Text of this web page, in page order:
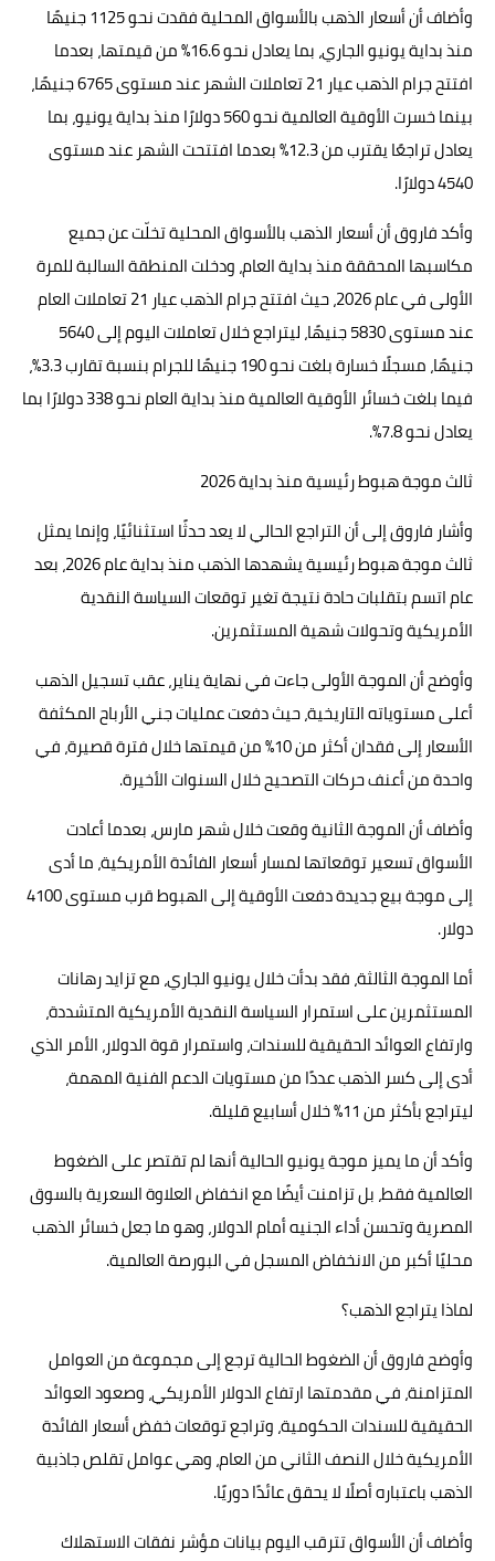
وأضاف أن أسعار الذهب بالأسواق المحلية فقدت نحو 1125 جنيهًا
منذ بداية يونيو الجاري، بما يعادل نحو 16.6% من قيمتها، بعدما
افتتح جرام الذهب عيار 21 تعاملات الشهر عند مستوى 6765 جنيهًا،
بينما خسرت الأوقية العالمية نحو 560 دولارًا منذ بداية يونيو، بما
يعادل تراجعًا يقترب من 12.3% بعدما افتتحت الشهر عند مستوى
4540 دولارًا.
وأكد فاروق أن أسعار الذهب بالأسواق المحلية تخلّت عن جميع
مكاسبها المحققة منذ بداية العام، ودخلت المنطقة السالبة للمرة
الأولى في عام 2026، حيث افتتح جرام الذهب عيار 21 تعاملات العام
عند مستوى 5830 جنيهًا، ليتراجع خلال تعاملات اليوم إلى 5640
جنيهًا، مسجلًا خسارة بلغت نحو 190 جنيهًا للجرام بنسبة تقارب 3.3%،
فيما بلغت خسائر الأوقية العالمية منذ بداية العام نحو 338 دولارًا بما
يعادل نحو 7.8%.
ثالث موجة هبوط رئيسية منذ بداية 2026
وأشار فاروق إلى أن التراجع الحالي لا يعد حدثًا استثنائيًا، وإنما يمثل
ثالث موجة هبوط رئيسية يشهدها الذهب منذ بداية عام 2026، بعد
عام اتسم بتقلبات حادة نتيجة تغير توقعات السياسة النقدية
الأمريكية وتحولات شهية المستثمرين.
وأوضح أن الموجة الأولى جاءت في نهاية يناير، عقب تسجيل الذهب
أعلى مستوياته التاريخية، حيث دفعت عمليات جني الأرباح المكثفة
الأسعار إلى فقدان أكثر من 10% من قيمتها خلال فترة قصيرة، في
واحدة من أعنف حركات التصحيح خلال السنوات الأخيرة.
وأضاف أن الموجة الثانية وقعت خلال شهر مارس، بعدما أعادت
الأسواق تسعير توقعاتها لمسار أسعار الفائدة الأمريكية، ما أدى
إلى موجة بيع جديدة دفعت الأوقية إلى الهبوط قرب مستوى 4100
دولار.
أما الموجة الثالثة، فقد بدأت خلال يونيو الجاري، مع تزايد رهانات
المستثمرين على استمرار السياسة النقدية الأمريكية المتشددة،
وارتفاع العوائد الحقيقية للسندات، واستمرار قوة الدولار، الأمر الذي
أدى إلى كسر الذهب عددًا من مستويات الدعم الفنية المهمة،
ليتراجع بأكثر من 11% خلال أسابيع قليلة.
وأكد أن ما يميز موجة يونيو الحالية أنها لم تقتصر على الضغوط
العالمية فقط، بل تزامنت أيضًا مع انخفاض العلاوة السعرية بالسوق
المصرية وتحسن أداء الجنيه أمام الدولار، وهو ما جعل خسائر الذهب
محليًا أكبر من الانخفاض المسجل في البورصة العالمية.
لماذا يتراجع الذهب؟
وأوضح فاروق أن الضغوط الحالية ترجع إلى مجموعة من العوامل
المتزامنة، في مقدمتها ارتفاع الدولار الأمريكي، وصعود العوائد
الحقيقية للسندات الحكومية، وتراجع توقعات خفض أسعار الفائدة
الأمريكية خلال النصف الثاني من العام، وهي عوامل تقلص جاذبية
الذهب باعتباره أصلًا لا يحقق عائدًا دوريًا.
وأضاف أن الأسواق تترقب اليوم بيانات مؤشر نفقات الاستهلاك